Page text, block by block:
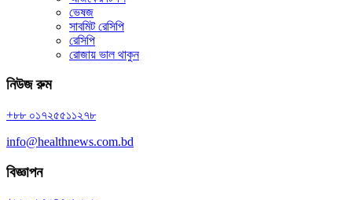
ভেষজ
সাবমিট রেসিপি
রেসিপি
রোজায় ভাল থাকুন
নিউজ রুম
+৮৮ ০১৭২৫৫১১২৭৮
info@healthnews.com.bd
বিজ্ঞাপন